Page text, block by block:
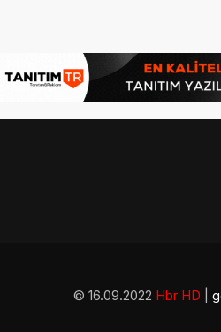
© 16.09.2022 Hbr HD